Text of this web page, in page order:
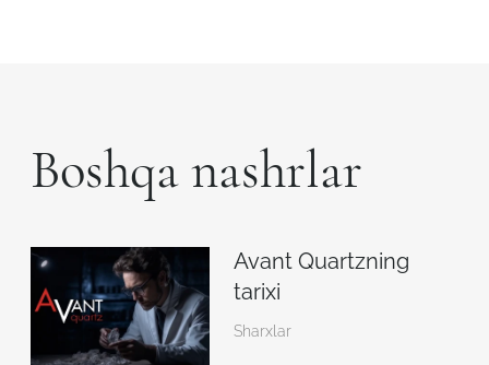
Boshqa nashrlar
Avant Quartzning
tarixi
Sharxlar